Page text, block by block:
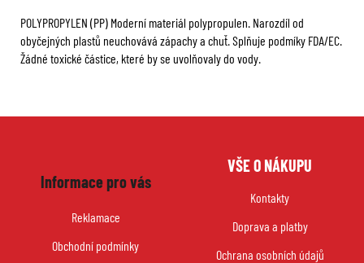
POLYPROPYLEN (PP) Moderní materiál polypropulen. Narozdíl od
obyčejných plastů neuchovává zápachy a chuť. Splňuje podmíky FDA/EC.
Žádné toxické částice, které by se uvolňovaly do vody.
Informace pro vás
Reklamace
Obchodní podmínky
VŠE O NÁKUPU
Kontakty
Doprava a platby
Ochrana osobních údajů